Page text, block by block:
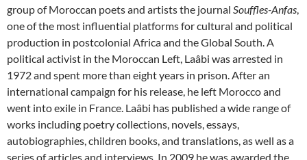
group of Moroccan poets and artists the journal Souffles-Anfas
one of the most influential platforms for cultural and political
production in postcolonial Africa and the Global South. A
political activist in the Moroccan Left, Laâbi was arrested in
1972 and spent more than eight years in prison. After an
international campaign for his release, he left Morocco and
went into exile in France. Laâbi has published a wide range of
works including poetry collections, novels, essays,
autobiographies, children books, and translations, as well as a
series of articles and interviews. In 2009 he was awarded the